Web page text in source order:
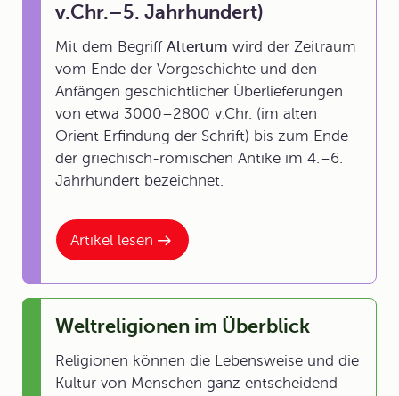
Artikel lesen
v.Chr.–5. Jahrhundert)
Mit dem Begriff Altertum wird der Zeitraum
vom Ende der Vorgeschichte und den
Anfängen geschichtlicher Überlieferungen
von etwa 3000–2800 v.Chr. (im alten
Orient Erfindung der Schrift) bis zum Ende
der griechisch-römischen Antike im 4.–6.
Jahrhundert bezeichnet.
Weltreligionen im Überblick
Religionen können die Lebensweise und die
Kultur von Menschen ganz entscheidend